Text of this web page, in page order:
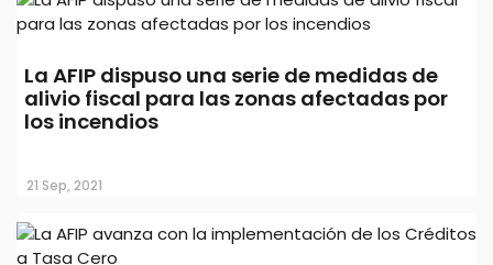
La AFIP dispuso una serie de medidas de
alivio fiscal para las zonas afectadas por
los incendios
21 Sep, 2021